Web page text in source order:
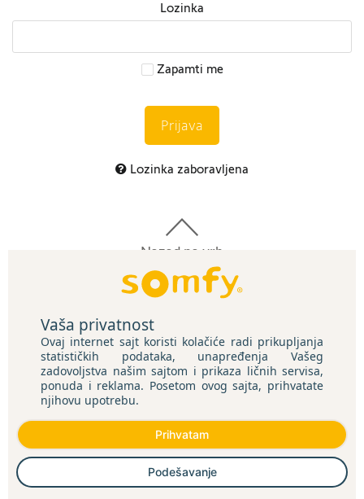
Lozinka
Zapamti me
Prijava
Lozinka zaboravljena
Nazad na vrh
Kontaktirajte nas
Somfy Architecture
Sitemap
Privacy Statement
Vaša privatnost
Ovaj internet sajt koristi kolačiće radi prikupljanja
statističkih podataka, unapređenja Vašeg
zadovoljstva našim sajtom i prikaza ličnih servisa,
ponuda i reklama. Posetom ovog sajta, prihvatate
njihovu upotrebu.
Podešavanje
Prihvatam